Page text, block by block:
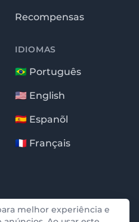
garantidas pela auditoria da
Não conseguimos criar ou
melhor experiência e
Recompensas
IDIOMAS
🇧🇷 Português
🇺🇸 English
🇪🇸 Espanõl
🇫🇷 Français